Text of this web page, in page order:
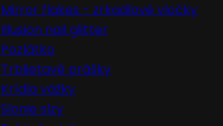
Mirror flakes - zrkadlové vločky
Illusion nail glitter
Pozlátko
Trblietavé prášky
Krídla vážky
Slonie slzy